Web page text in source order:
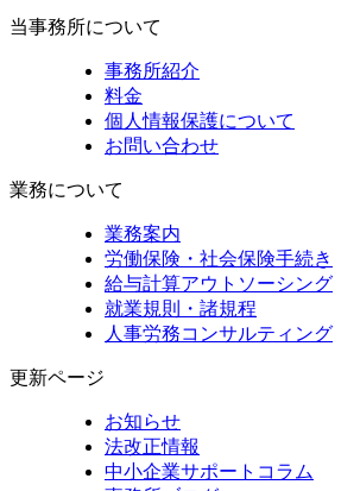
当事務所について
事務所紹介
料金
個人情報保護について
お問い合わせ
業務について
業務案内
労働保険・社会保険手続き
給与計算アウトソーシング
就業規則・諸規程
人事労務コンサルティング
更新ページ
お知らせ
法改正情報
中小企業サポートコラム